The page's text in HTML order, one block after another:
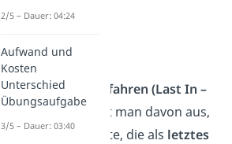
FIFO LIFO
BeimLIFO Verfahren (Last In –
First Out)
geht man davon aus,
dass die Vorräte, die als letztes
2/5 – Dauer: 04:24
Aufwand und
Kosten
Unterschied
Übungsaufgabe
3/5 – Dauer: 03:40